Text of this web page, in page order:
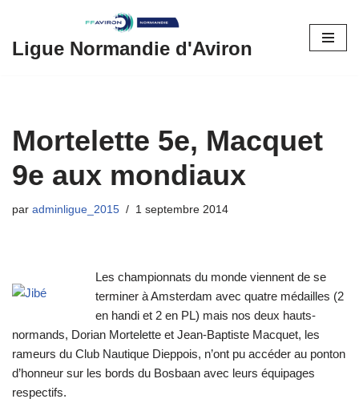
Aller
Ligue Normandie d'Aviron
Mortelette 5e, Macquet
9e aux mondiaux
par adminligue_2015 1 septembre 2014
Les championnats du monde viennent de se
terminer à Amsterdam avec quatre médailles (2
en handi et 2 en PL) mais nos deux hauts-
normands, Dorian Mortelette et Jean-Baptiste Macquet, les
rameurs du Club Nautique Dieppois, n’ont pu accéder au ponton
d’honneur sur les bords du Bosbaan avec leurs équipages
respectifs.